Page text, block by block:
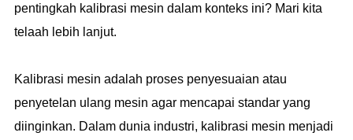
pentingkah kalibrasi mesin dalam konteks ini? Mari kita
telaah lebih lanjut.
Kalibrasi mesin adalah proses penyesuaian atau
penyetelan ulang mesin agar mencapai standar yang
diinginkan. Dalam dunia industri, kalibrasi mesin menjadi